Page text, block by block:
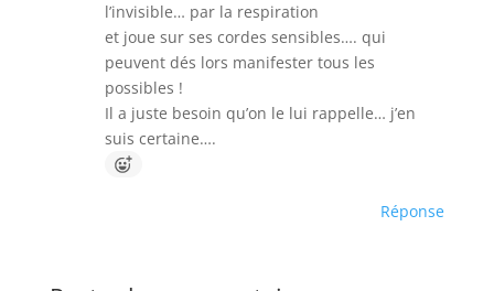
l’invisible… par la respiration
et joue sur ses cordes sensibles…. qui
peuvent dés lors manifester tous les
possibles !
Il a juste besoin qu’on le lui rappelle… j’en
suis certaine….
Réponse